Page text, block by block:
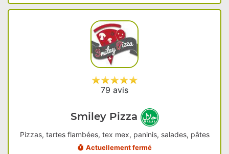
79 avis
Smiley Pizza
Pizzas, tartes flambées, tex mex, paninis, salades, pâtes
Actuellement fermé